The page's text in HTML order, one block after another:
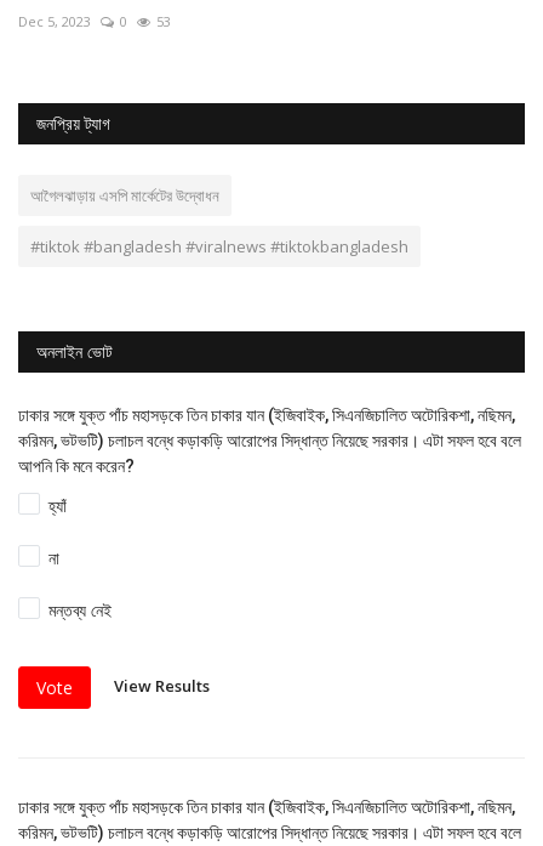
Dec 5, 2023 0 53
জনপ্রিয় ট্যাগ
আগৈলঝাড়ায় এসপি মার্কেটের উদ্বোধন
#tiktok #bangladesh #viralnews #tiktokbangladesh
অনলাইন ভোট
ঢাকার সঙ্গে যুক্ত পাঁচ মহাসড়কে তিন চাকার যান (ইজিবাইক, সিএনজিচালিত অটোরিকশা, নছিমন,
করিমন, ভটভটি) চলাচল বন্ধে কড়াকড়ি আরোপের সিদ্ধান্ত নিয়েছে সরকার। এটা সফল হবে বলে
আপনি কি মনে করেন?
হ্যাঁ
না
মন্তব্য নেই
Vote View Results
ঢাকার সঙ্গে যুক্ত পাঁচ মহাসড়কে তিন চাকার যান (ইজিবাইক, সিএনজিচালিত অটোরিকশা, নছিমন,
করিমন, ভটভটি) চলাচল বন্ধে কড়াকড়ি আরোপের সিদ্ধান্ত নিয়েছে সরকার। এটা সফল হবে বলে